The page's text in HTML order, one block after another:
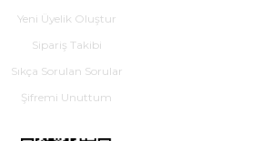
Yeni Üyelik Oluştur
Sipariş Takibi
Sıkça Sorulan Sorular
Şifremi Unuttum